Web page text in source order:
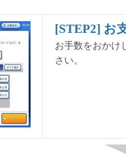
[STEP2] お
お手数をおかけ
さい。